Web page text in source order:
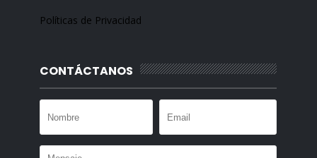
Políticas de Privacidad
CONTÁCTANOS